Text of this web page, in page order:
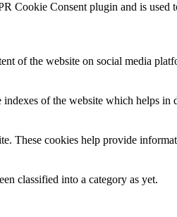
Cookie Consent plugin and is used
of the website on social media
of the website which helps
These cookies help provide
classified into a category as yet.